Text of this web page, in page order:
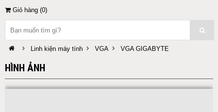
Giỏ hàng (0)
Linh kiện máy tính VGA VGA GIGABYTE
HÌNH ẢNH